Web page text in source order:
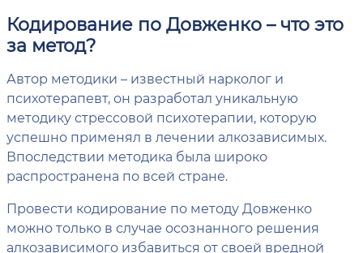
Кодирование по Довженко – что это
за метод?
Автор методики – известный нарколог и
психотерапевт, он разработал уникальную
методику стрессовой психотерапии, которую
успешно применял в лечении алкозависимых.
Впоследствии методика была широко
распространена по всей стране.
Провести кодирование по методу Довженко
можно только в случае осознанного решения
алкозависимого избавиться от своей вредной